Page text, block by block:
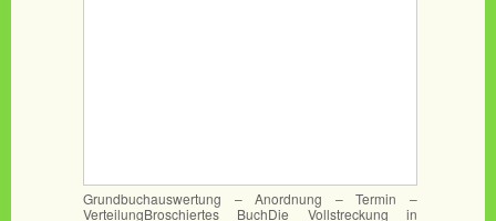
Grundbuchauswertung – Anordnung – Termin –
VerteilungBroschiertes BuchDie Vollstreckung in